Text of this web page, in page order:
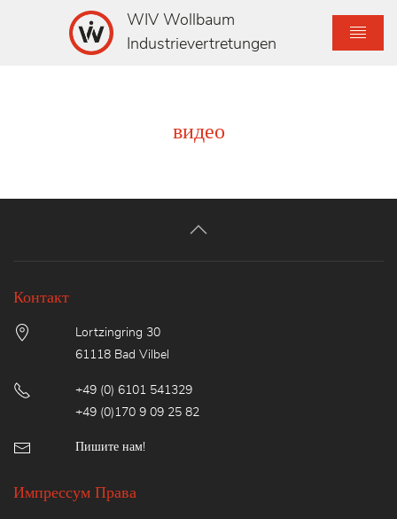
WIV Wollbaum
Industrievertretungen
видео
Контакт
Lortzingring 30
61118 Bad Vilbel
+49 (0) 6101 541329
+49 (0)170 9 09 25 82
Пишите нам!
Импрессум Права